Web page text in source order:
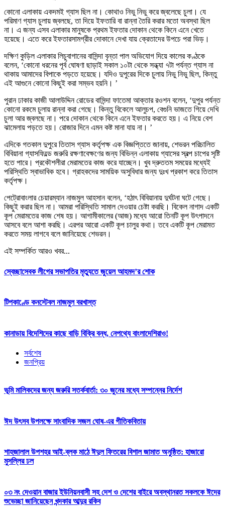
কোনো এলাকায় একদমই গ্যাস ছিল না। কোথাও নিভু নিভু করে জ্বলেছে চুলা। যে
পরিমাণ গ্যাস চুলায় জ্বলছে, তা দিয়ে ইফতারি বা রান্না তৈরি করার মতো অবস্থা ছিল
না। এ জন্য এসব এলাকার মানুষকে প্রথম ইফতার দোকান থেকে কিনে এনে খেতে
হয়েছে। এতে করে ইফতারসামগ্রীর দোকানে দেখা যায় ক্রেতাদের উপচে পরা ভিড়।
দক্ষিণ কুড়িল এলাকার লিচুবাগানের বাসিন্দা বৃন্তা পাল অভিযোগ দিয়ে কালের কণ্ঠকে
বলেন, ‘কোনো ধরনের পূর্ব ঘোষণা ছাড়াই সকাল ১০টা থেকে সন্ধ্যা ৭টা পর্যন্ত গ্যাস না
থাকায় আমাদের বিপাকে পড়তে হয়েছে। যদিও দুপুরের দিকে চুলায় নিভু নিভু ছিল, কিন্তু
এই আগুনে কোনো কিছুই করা সম্ভব হয়নি। ’
পুরান ঢাকার কাজী আলাউদ্দিন রোডের বাসিন্দা ফাতেমা আক্তার রওশন বলেন, ‘দুপুর পর্যন্ত
কোনো রকমে চুলায় রান্না করা গেছে। কিন্তু বিকেলে আলুচপ, বেগুনি ভাজতে গিয়ে দেখি
চুলা আর জ্বলছে না। পরে দোকান থেকে কিনে এনে ইফতার করতে হয়। এ নিয়ে বেশ
ঝামেলায় পড়তে হয়। রোজার দিনে এমন কষ্ট মানা যায় না। ’
এদিকে গতকাল দুপুরে তিতাস গ্যাস কর্তৃপক্ষ এক বিজ্ঞপ্তিতে জানায়, শেভরন পরিচালিত
বিবিয়ানা গ্যাসফিল্ডে জরুরি রক্ষণাবেক্ষণের জন্য বিভিন্ন এলাকায় গ্যাসের স্বল্প চাপের সৃষ্টি
হতে পারে। প্রকৌশলীরা মেরামতের কাজ করে যাচ্ছেন। খুব দ্রুততম সময়ের মধ্যেই
পরিস্থিতি স্বাভাবিক হবে। গ্রাহকদের সাময়িক অসুবিধার জন্য দুঃখ প্রকাশ করে তিতাস
কর্তৃপক্ষ।
পেট্রোবাংলার চেয়ারম্যান নাজমুল আহসান বলেন, ‘হঠাৎ বিবিয়ানায় দুর্ঘটনা ঘটে গেছে।
কিছুই করার ছিল না। আমরা পরিস্থিতি সামাল দেওয়ার চেষ্টা করছি। বিকেল নাগাদ একটি
কূপ মেরামতের কাজ শেষ হয়। আগামীকালের (আজ) মধ্যে আরো তিনটি কূপ উৎপাদনে
আসবে বলে আশা করছি। এরপর আরো একটি কূপ চালুর কথা। তবে একটি কূপ মেরামত
করতে সময় লাগবে বলে জানিয়েছে শেভরন।
এই সম্পর্কিত আরও খবর...
স্বেচ্ছাসেবক লীগের সভাপতির মৃত্যুতে জুয়েল আহমদ’র শোক
টিপকাণ্ডে কনস্টেবল নাজমুল বরখাস্ত
কানাডায় বিদেশিদের কাছে বাড়ি বিক্রি বন্ধ, নেপথ্যে বাংলাদেশিরাও!
সর্বশেষ
জনপ্রিয়
ভূমি মালিকদের জন্য জরুরি সতর্কবার্তা: ৩০ জুনের মধ্যে সম্পন্নের নির্দেশ
ঈদ উৎসব উপলক্ষে সাংবাদিক সজল ঘোষ-এর গীতিকবিতায়
শাহজালাল উপশহর আই-ব্লক মাঠে ঈদুল ফিতরের বিশাল জামাত অনুষ্ঠিত: হাজারো
মুসল্লির ঢল
০৩ নং দেওয়ান বাজার ইউনিয়নবাসী সহ দেশ ও দেশের বাইরে অবস্থানরত সকলকে ঈদের
শুভেচ্ছা জানিয়েছেন খন্দকার আব্দুর রকিব